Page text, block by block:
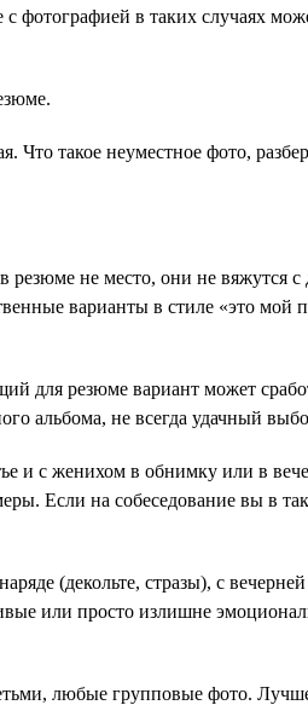
в таких случаях
Что такое неуместное фото,
не место, они не вяжутся
варианты в стиле «это мой
для резюме вариант может
альбома, не всегда удачный
и с женихом в обнимку или в
Если на собеседование вы в
(декольте, стразы), с
или просто излишне
любые групповые фото.